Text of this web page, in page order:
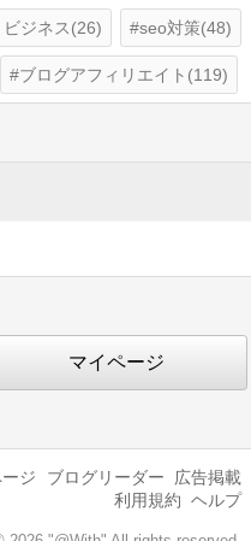
ジネス(26) seo対策(48)
ブログアフィリエイト(119)
マイページ
ジ ブログリーダー
広告掲載
利用規約 ヘルプ